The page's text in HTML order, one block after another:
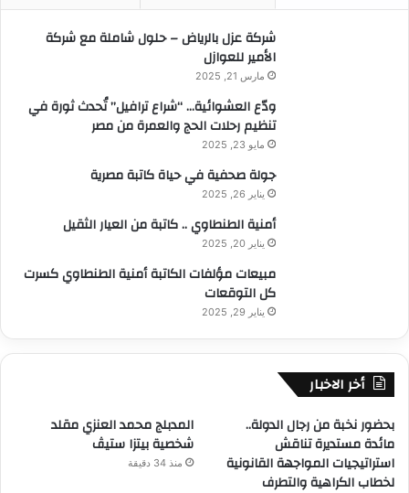
شركة عزل بالرياض – حلول شاملة مع شركة
الأمير للعوازل
مارس 21, 2025
ودّع العشوائية… “شراع ترافيل” تُحدث ثورة في
تنظيم رحلات الحج والعمرة من مصر
مايو 23, 2025
جولة صحفية في حياة كاتبة مصرية
يناير 26, 2025
أمنية الطنطاوي .. كاتبة من العيار الثقيل
يناير 20, 2025
مبيعات مؤلفات الكاتبة أمنية الطنطاوي كسرت
كل التوقعات
يناير 29, 2025
أخر الاخبار
بحضور نخبة من رجال الدولة..
مائدة مستديرة تناقش
استراتيجيات المواجهة القانونية
لخطاب الكراهية والتطرف
المدبلج محمد العنزي مقلد
شخصية بيتزا ستيڤ
منذ 34 دقيقة